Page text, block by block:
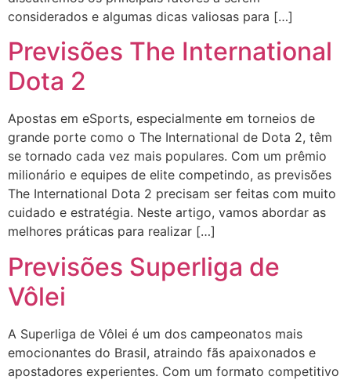
considerados e algumas dicas valiosas para […]
Previsões The International
Dota 2
Apostas em eSports, especialmente em torneios de
grande porte como o The International de Dota 2, têm
se tornado cada vez mais populares. Com um prêmio
milionário e equipes de elite competindo, as previsões
The International Dota 2 precisam ser feitas com muito
cuidado e estratégia. Neste artigo, vamos abordar as
melhores práticas para realizar […]
Previsões Superliga de
Vôlei
A Superliga de Vôlei é um dos campeonatos mais
emocionantes do Brasil, atraindo fãs apaixonados e
apostadores experientes. Com um formato competitivo